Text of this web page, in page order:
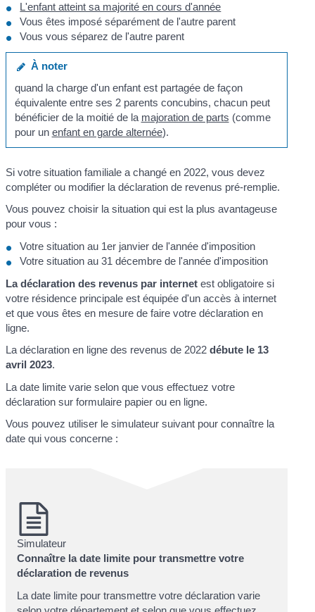
L'enfant atteint sa majorité en cours d'année
Vous êtes imposé séparément de l'autre parent
Vous vous séparez de l'autre parent
À noter
quand la charge d'un enfant est partagée de façon
équivalente entre ses 2 parents concubins, chacun peut
bénéficier de la moitié de la majoration de parts (comme
pour un enfant en garde alternée).
Si votre situation familiale a changé en 2022, vous devez
compléter ou modifier la déclaration de revenus pré-remplie.
Vous pouvez choisir la situation qui est la plus avantageuse
pour vous :
Votre situation au 1er janvier de l'année d'imposition
Votre situation au 31 décembre de l'année d'imposition
La déclaration des revenus par internet est obligatoire si
votre résidence principale est équipée d'un accès à internet
et que vous êtes en mesure de faire votre déclaration en
ligne.
La déclaration en ligne des revenus de 2022débute le 13
avril 2023.
La date limite varie selon que vous effectuez votre
déclaration sur formulaire papier ou en ligne.
Vous pouvez utiliser le simulateur suivant pour connaître la
date qui vous concerne :
Simulateur
Connaître la date limite pour transmettre votre
déclaration de revenus
La date limite pour transmettre votre déclaration varie